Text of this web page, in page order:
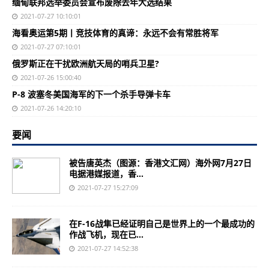
2021-07-27 10:10:01
海看奥运第5期丨竞技体育的真谛：永远不会有常胜将军
2021-07-27 07:10:01
俄罗斯正在干扰欧洲航天局的哨兵卫星?
2021-07-26 15:00:40
P-8 波塞冬美国海军的下一个杀手导弹卡车
2021-07-26 14:20:10
要闻
被告唐英杰（图源：香港文汇网）海外网7月27日
电据港媒报道，香...
2021-07-27 15:27:09
在F-16战隼已经证明自己是世界上的一个最成功的
作战飞机，现在已...
2021-07-27 14:52:38